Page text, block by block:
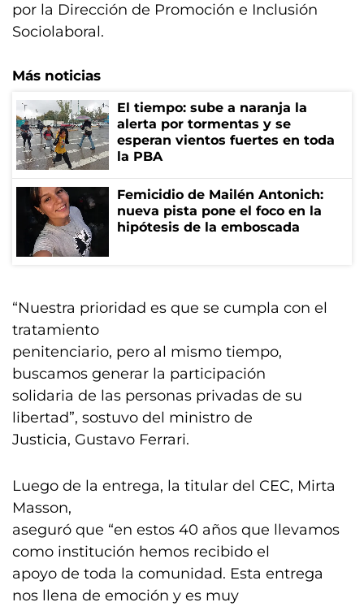
por la Dirección de Promoción e Inclusión
Sociolaboral.
Más noticias
El tiempo: sube a naranja la
alerta por tormentas y se
esperan vientos fuertes en toda
la PBA
Femicidio de Mailén Antonich:
nueva pista pone el foco en la
hipótesis de la emboscada
“Nuestra prioridad es que se cumpla con el
tratamiento
penitenciario, pero al mismo tiempo,
buscamos generar la participación
solidaria de las personas privadas de su
libertad”, sostuvo del ministro de
Justicia, Gustavo Ferrari.
Luego de la entrega, la titular del CEC, Mirta
Masson,
aseguró que “en estos 40 años que llevamos
como institución hemos recibido el
apoyo de toda la comunidad. Esta entrega
nos llena de emoción y es muy